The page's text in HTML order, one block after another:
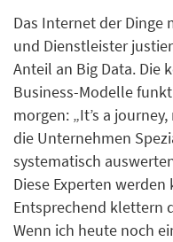
Das Internet der Dinge
und Dienstleister
Anteil an Big Data. Die
Business-Modelle
morgen: „It’s a
die Unternehmen
systematisch
Diese Experten
Entsprechend klettern
Wenn ich heute noch